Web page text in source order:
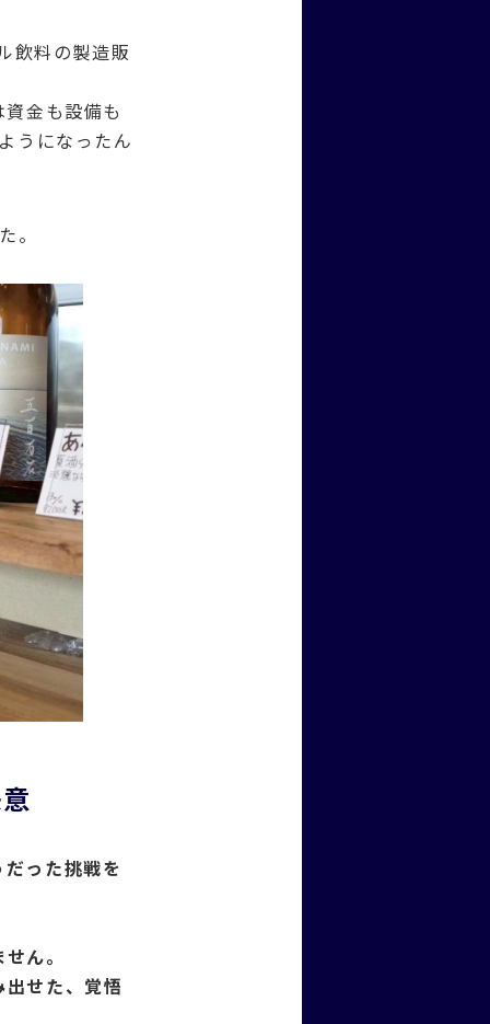
飲料の製造販
金も設備も
うになったん
。
った挑戦を
ん。
せた、覚悟